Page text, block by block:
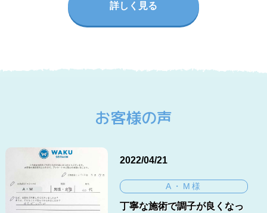
詳しく見る
お客様の声
2022/04/21
A・M様
丁寧な施術で調子が良くなっ